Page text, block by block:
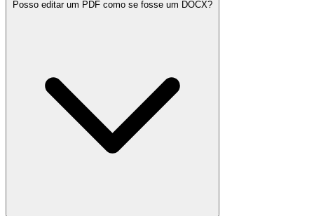
Posso editar um PDF como se fosse um DOCX?